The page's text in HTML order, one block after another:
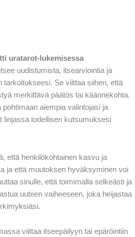
uratarot-lukemisessa
uudistumista, itsearviointia ja
tarkoitukseesi. Se viittaa siihen, että
merkittävä päätös tai käännekohta.
aiempia valintojasi ja
linjassa todellisen kutsumuksesi
että henkilökohtainen kasvu ja
ja että muutoksen hyväksyminen voi
sinulle, että toimimalla selkeästi ja
uuteen vaiheeseen, joka heijastaa
viittaa itseepäilyyn tai epäröintiin